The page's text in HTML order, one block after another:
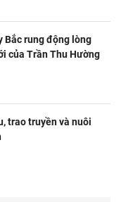
Bắc rung động lòng
của Trần Thu Hường
trao truyền và nuôi